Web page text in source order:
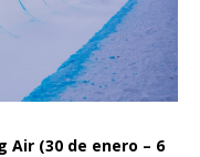
Air (30 de enero – 6